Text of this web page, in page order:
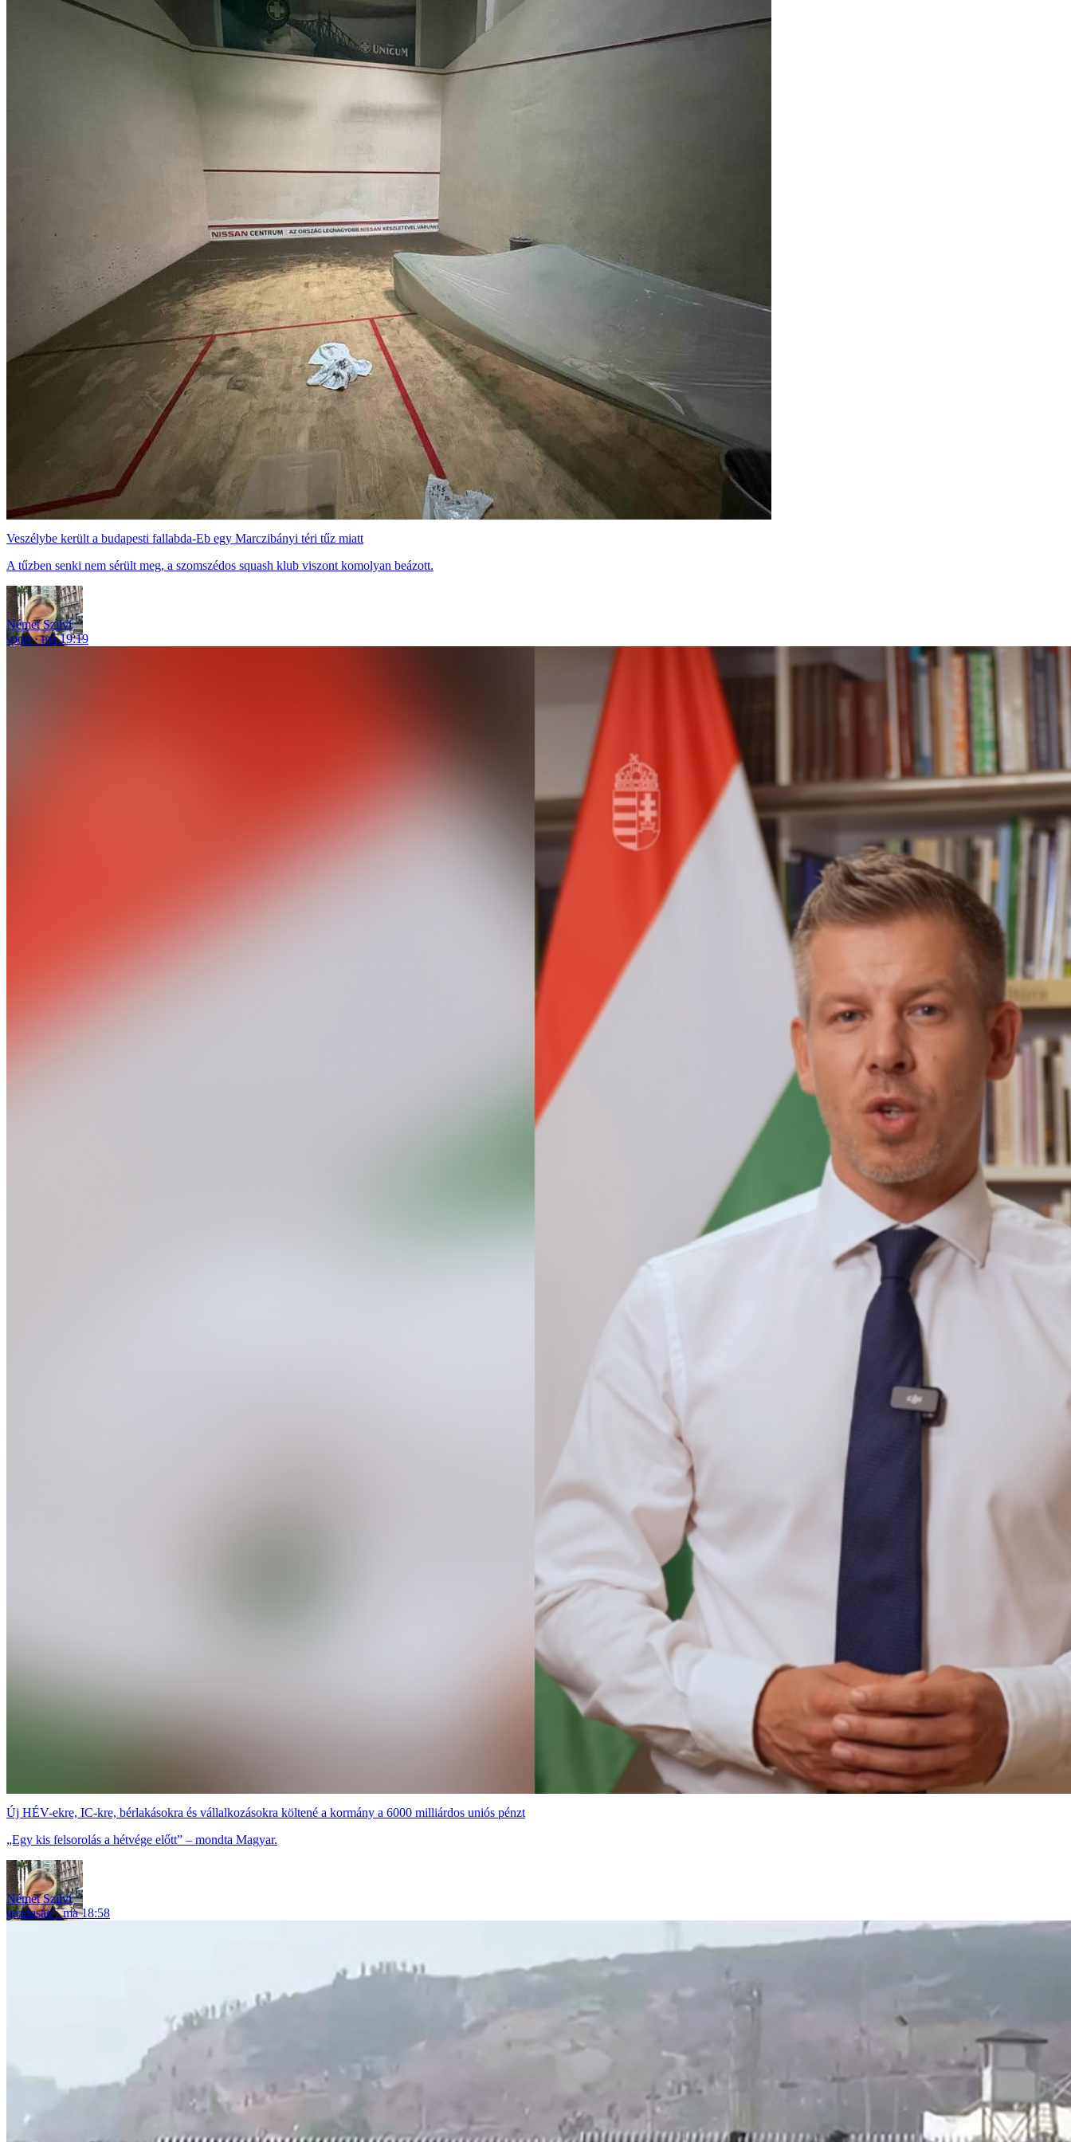
Veszélybe került a budapesti fallabda-Eb egy Marczibányi téri tűz miatt
A tűzben senki nem sérült meg, a szomszédos squash klub viszont komolyan beázott.
Német Szilvi
sport
ma 19:19
Új HÉV-ekre, IC-kre, bérlakásokra és vállalkozásokra költené a kormány a 6000 milliárdos uniós pénzt
„Egy kis felsorolás a hétvége előtt” – mondta Magyar.
Német Szilvi
gazdaság
ma 18:58